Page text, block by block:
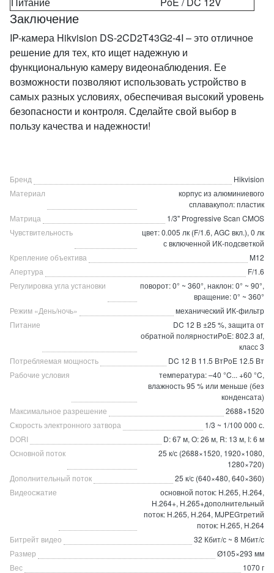
Заключение
IP-камера Hikvision DS-2CD2T43G2-4I – это отличное
решение для тех, кто ищет надежную и
функциональную камеру видеонаблюдения. Ее
возможности позволяют использовать устройство в
самых разных условиях, обеспечивая высокий уровень
безопасности и контроля. Сделайте свой выбор в
пользу качества и надежности!
Бренд
Hikvision
Материал
корпус из алюминиевого
сплавакупол: пластик
Матрица
1/3" Progressive Scan CMOS
Чувствительность
цвет: 0.005 лк (F/1.6, AGC вкл.), 0 лк
с включенной ИК-подсветкой
Крепление объектива
M12
Апертура
F/1.6
Регулировка угла установки
поворот: 0° ~ 360°, наклон: 0° ~ 90°,
вращение: 0° ~ 360°
Режим «День/ночь»
механический ИК-фильтр
Питание
DC 12 В ±25 %, защита от
обратной полярностиPoE: 802.3 af,
класс 3
Потребляемая мощность
DC 12 В 11.5 ВтPoE 12.5 Вт
Рабочие условия
температура: –40 °C... +60 °C,
влажность 95 % или меньше (без
конденсата)
Максимальное разрешение
2688×1520
Скорость электронного затвора
1/3 ~ 1/100 000 с.
DORI
D: 67 м, O: 26 м, R: 13 м, I: 6 м
Основной поток
25 к/с (2688×1520, 1920×1080,
1280×720)
Дополнительный поток
25 к/с (640×480, 640×360)
Видеосжатие
основной поток: H.265, H.264,
H.264+, H.265+дополнительный
поток: H.265, H.264, MJPEGтретий
поток: H.265, H.264
Битрейт видео
32 Кбит/с ~ 8 Мбит/с
Размер
Ø105×293 мм
Вес
1070 г